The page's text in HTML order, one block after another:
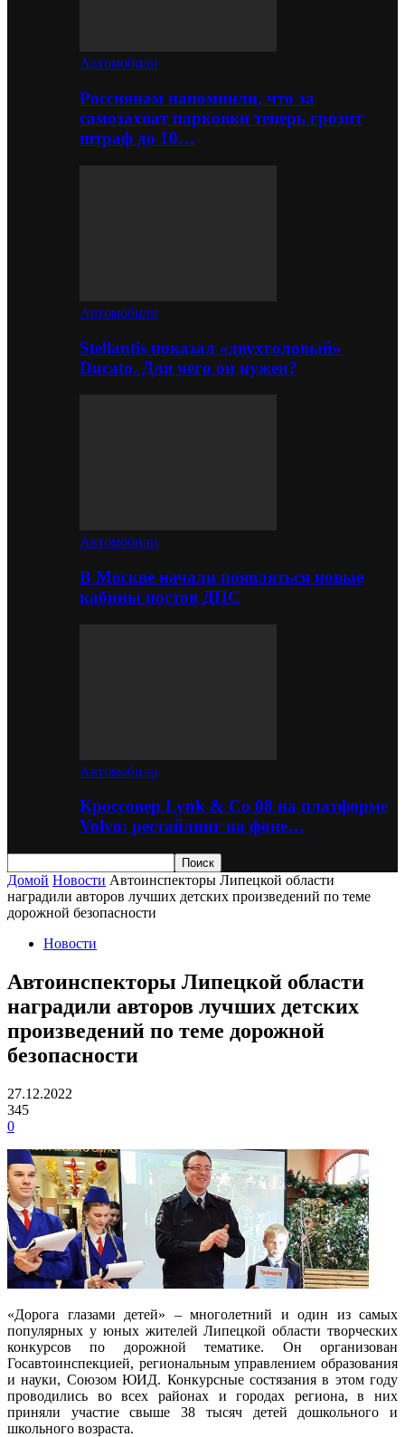
Автомобили
Россиянам напомнили, что за
самозахват парковки теперь грозит
штраф до 10…
Автомобили
Stellantis показал «двухголовый»
Ducato. Для чего он нужен?
Автомобили
В Москве начали появляться новые
кабины постов ДПС
Автомобили
Кроссовер Lynk & Co 08 на платформе
Volvo: рестайлинг на фоне…
Домой Новости Автоинспекторы Липецкой области
наградили авторов лучших детских произведений по теме
дорожной безопасности
Новости
Автоинспекторы Липецкой области
наградили авторов лучших детских
произведений по теме дорожной
безопасности
27.12.2022
345
0
«Дорога глазами детей» – многолетний и один из самых
популярных у юных жителей Липецкой области творческих
конкурсов по дорожной тематике. Он организован
Госавтоинспекцией, региональным управлением образования
и науки, Союзом ЮИД. Конкурсные состязания в этом году
проводились во всех районах и городах региона, в них
приняли участие свыше 38 тысяч детей дошкольного и
школьного возраста.